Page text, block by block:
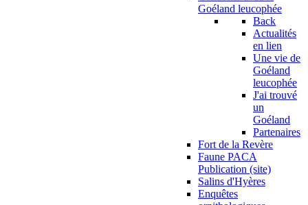
Goéland leucophée
Back
Actualités
en lien
Une vie de
Goéland
leucophée
J'ai trouvé
un
Goéland
Partenaires
Fort de la Revère
Faune PACA
Publication (site)
Salins d'Hyères
Enquêtes